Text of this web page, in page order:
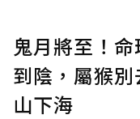
鬼月將至！
到陰，屬猴
山下海